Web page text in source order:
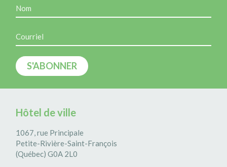
Hôtel de ville
1067, rue Principale
Petite-Rivière-Saint-François
(Québec) G0A 2L0